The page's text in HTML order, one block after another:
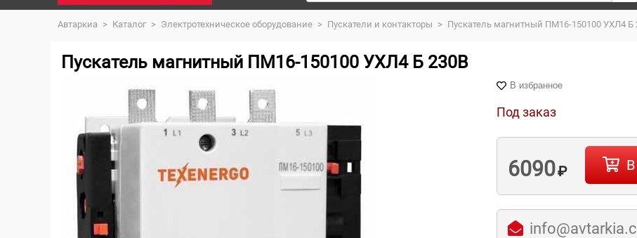
Автаркиа > Каталог > Электротехническое оборудование > Пускатели и контакторы > Пускатель магнитный ПМ16-150100 УХЛ4 Б
Пускатель магнитный ПМ16-150100 УХЛ4 Б 230В
В избранное
Под заказ
6090₽